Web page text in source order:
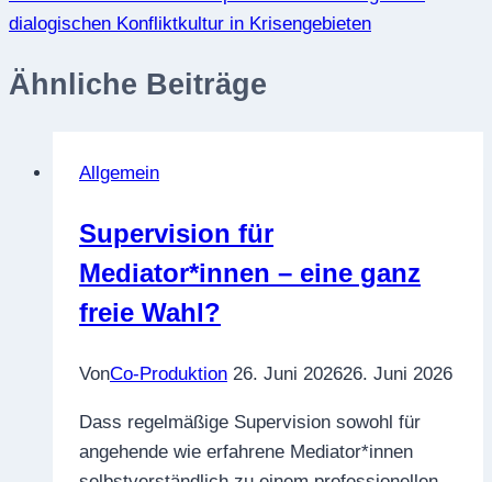
dialogischen Konfliktkultur in Krisengebieten
Ähnliche Beiträge
Allgemein
Supervision für
Mediator*innen – eine ganz
freie Wahl?
VonCo-Produktion 26. Juni 202626. Juni 2026
Dass regelmäßige Supervision sowohl für
angehende wie erfahrene Mediator*innen